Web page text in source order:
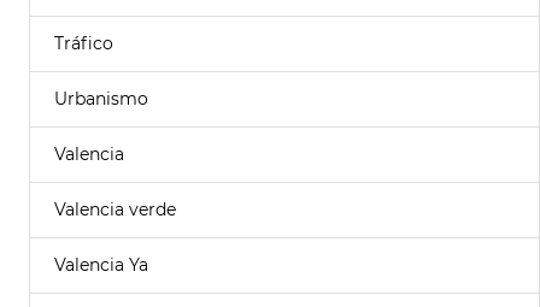
Tráfico
Urbanismo
Valencia
Valencia verde
Valencia Ya